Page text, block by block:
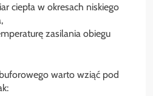
ciepła w okresach niskiego
zasilania obiegu
warto wziąć pod